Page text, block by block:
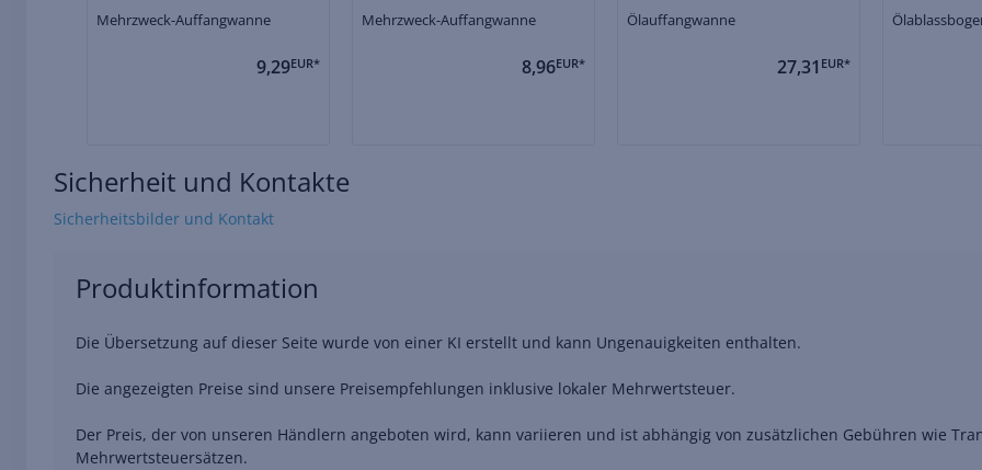
Mehrzweck-Auffangwanne
9,29EUR*
Mehrzweck-Auffangwanne
8,96EUR*
Ölauffangwanne
27,31 EUR*
Sicherheit und Kontakte
Sicherheitsbilder und Kontakt
Produktinformation
Die Übersetzung auf dieser Seite wurde von einer KI erstellt und kann Ungenauigkeiten enthalten.
Die angezeigten Preise sind unsere Preisempfehlungen inklusive lokaler Mehrwertsteuer.
Der Preis, der von unseren Händlern angeboten wird, kann variieren und ist abhängig von zusätzlichen Gebühren wie
Mehrwertsteuersätzen.